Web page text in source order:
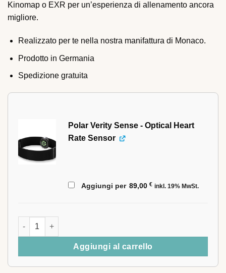
Kinomap o EXR per un’esperienza di allenamento ancora
migliore.
Realizzato per te nella nostra manifattura di Monaco.
Prodotto in Germania
Spedizione gratuita
Polar Verity Sense - Optical Heart
Rate Sensor
Aggiungi per 89,00 € inkl. 19% MwSt.
STIL-FIT Rower PRO con supporto da tavolo quantità
Aggiungi al carrello